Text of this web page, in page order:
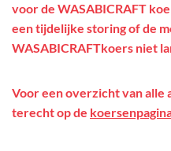
voor de WASABICRAFT
een tijdelijke storing of de
WASABICRAFTkoers niet
Voor een overzicht van
terecht op de